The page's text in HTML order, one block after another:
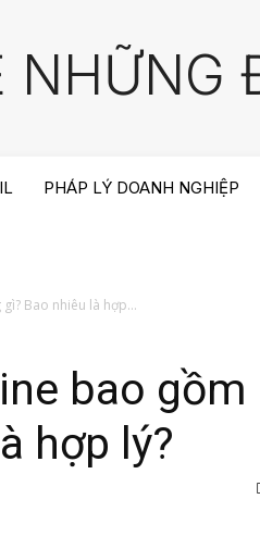
NHỮNG
PHÁP LÝ DOANH NGHIỆP
Bao nhiêu là hợp...
bao gồm
hợp lý?